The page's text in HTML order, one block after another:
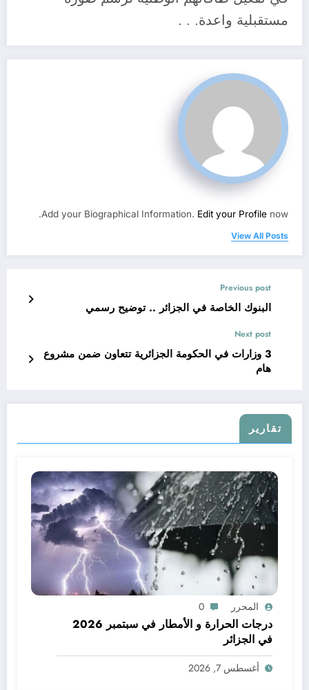
مستقبلية واعدة. . .
Add your Biographical Information. Edit your Profile now.
View All Posts
Previous post
البنوك الخاصة في الجزائر .. توضيح رسمي
Next post
3 وزارات في الحكومة الجزائرية تتعاون ضمن مشروع
هام
تقارير
المحرر 0
درجات الحرارة و الأمطار في سبتمبر 2026
في الجزائر
أغسطس 7, 2026